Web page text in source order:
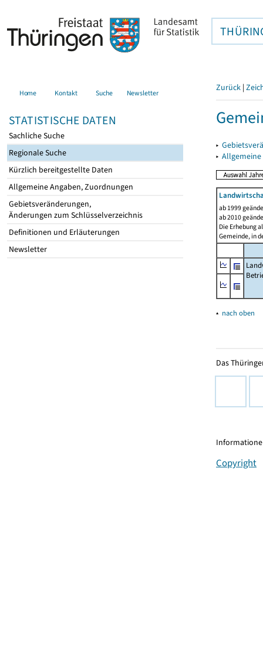
Home Kontakt Suche Newsletter
STATISTISCHE DATEN
Sachliche Suche
Regionale Suche
Kürzlich bereitgestellte Daten
Allgemeine Angaben, Zuordnungen
Gebietsveränderungen,
Änderungen zum Schlüsselverzeichnis
Definitionen und Erläuterungen
Newsletter
Zurück |
▸
▸
ab 1999
ab 2010
Die Erhebung
Gemeinde, in
▴ nach oben
Das
Copyright